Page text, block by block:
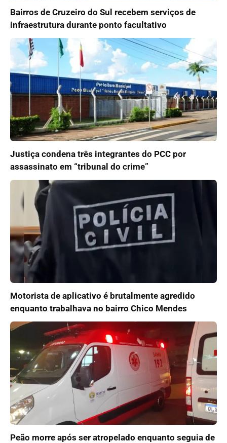
Bairros de Cruzeiro do Sul recebem serviços de
infraestrutura durante ponto facultativo
Justiça condena três integrantes do PCC por
assassinato em “tribunal do crime”
Motorista de aplicativo é brutalmente agredido
enquanto trabalhava no bairro Chico Mendes
Peão morre após ser atropelado enquanto seguia de